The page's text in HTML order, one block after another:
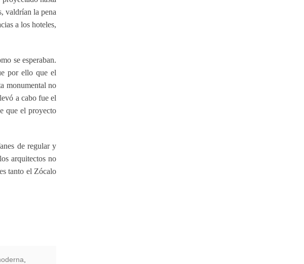
valdrían la pena
a los hoteles,
se esperaban.
por ello que el
monumental no
a cabo fue el
que el proyecto
de regular y
arquitectos no
tanto el Zócalo